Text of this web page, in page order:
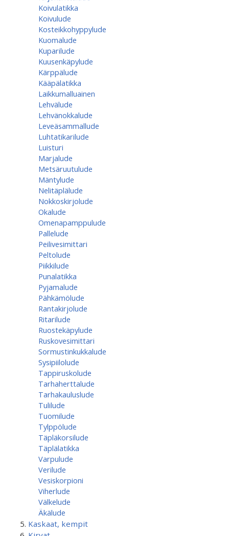
Koivulatikka
Koivulude
Kosteikkohyppylude
Kuomalude
Kuparilude
Kuusenkäpylude
Kärppälude
Kääpälatikka
Laikkumalluainen
Lehvälude
Lehvänokkalude
Leveäsammallude
Luhtatikarilude
Luisturi
Marjalude
Metsäruutulude
Mäntylude
Nelitäplälude
Nokkoskirjolude
Okalude
Omenapamppulude
Pallelude
Peilivesimittari
Peltolude
Piikkilude
Punalatikka
Pyjamalude
Pähkämölude
Rantakirjolude
Ritarilude
Ruostekäpylude
Ruskovesimittari
Sormustinkukkalude
Sysipiilolude
Tappiruskolude
Tarhaherttalude
Tarhakauluslude
Tulilude
Tuomilude
Tylppölude
Täpläkorsilude
Täplälatikka
Varpulude
Verilude
Vesiskorpioni
Viherlude
Välkelude
Äkälude
Kaskaat, kempit